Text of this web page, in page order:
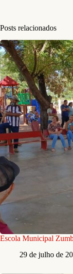
Posts relacionados
Escola Municipal
29 de julho de